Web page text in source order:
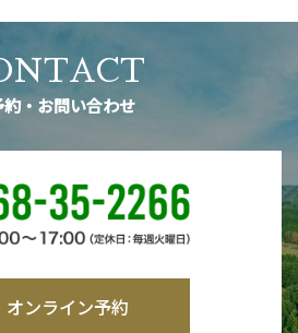
約・お問い合わせ
オンライン予約